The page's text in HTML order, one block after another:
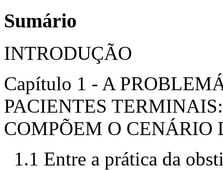
Sumário
INTRODUÇÃO
Capítulo 1 - A
PACIENTES
COMPÕEM O
1.1 Entre a prática da